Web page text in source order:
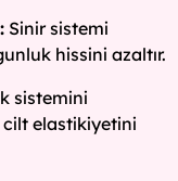
Sinir sistemi
hissini azaltır.
sistemini
cilt elastikiyetini